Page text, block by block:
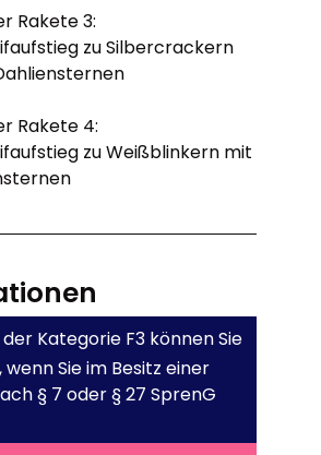
Rakete 3:
zu Silbercrackern
Rakete 4:
zu Weißblinkern mit
Kategorie F3 können Sie
Sie im Besitz einer
§ 7 oder § 27 SprenG